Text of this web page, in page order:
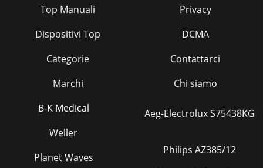
Top Manuali
Dispositivi Top
Categorie
Marchi
Privacy
DCMA
Contattarci
Chi siamo
B-K Medical
Weller
Planet Waves
Aeg-Electrolux S75438KG
Philips AZ385/12